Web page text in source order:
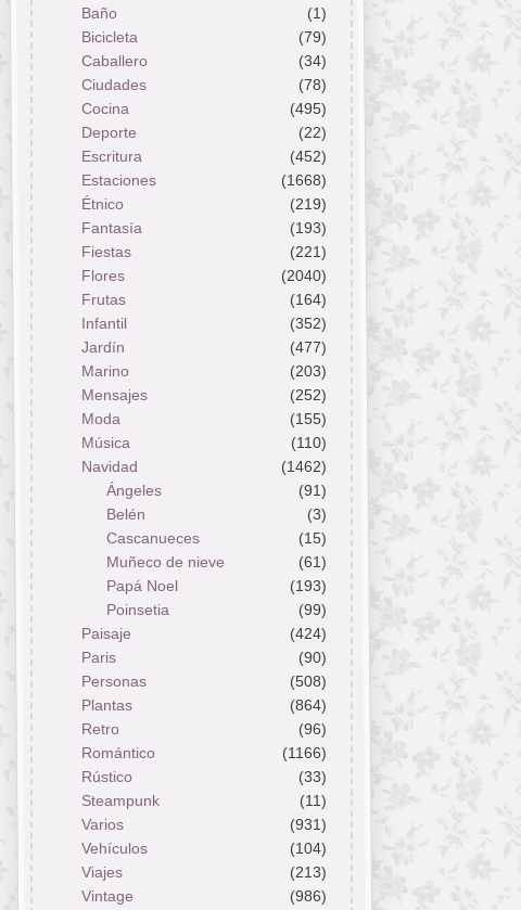
Baño
(1)
Bicicleta
(79)
Caballero
(34)
Ciudades
(78)
Cocina
(495)
Deporte
(22)
Escritura
(452)
Estaciones
(1668)
Étnico
(219)
Fantasía
(193)
Fiestas
(221)
Flores
(2040)
Frutas
(164)
Infantil
(352)
Jardín
(477)
Marino
(203)
Mensajes
(252)
Moda
(155)
Música
(110)
Navidad
(1462)
Ángeles
(91)
Belén
(3)
Cascanueces
(15)
Muñeco de nieve
(61)
Papá Noel
(193)
Poinsetia
(99)
Paisaje
(424)
Paris
(90)
Personas
(508)
Plantas
(864)
Retro
(96)
Romántico
(1166)
Rústico
(33)
Steampunk
(11)
Varios
(931)
Vehículos
(104)
Viajes
(213)
Vintage
(986)